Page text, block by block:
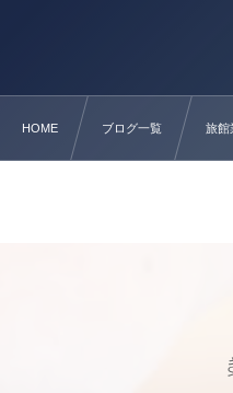
HOME ブログ一覧 旅館